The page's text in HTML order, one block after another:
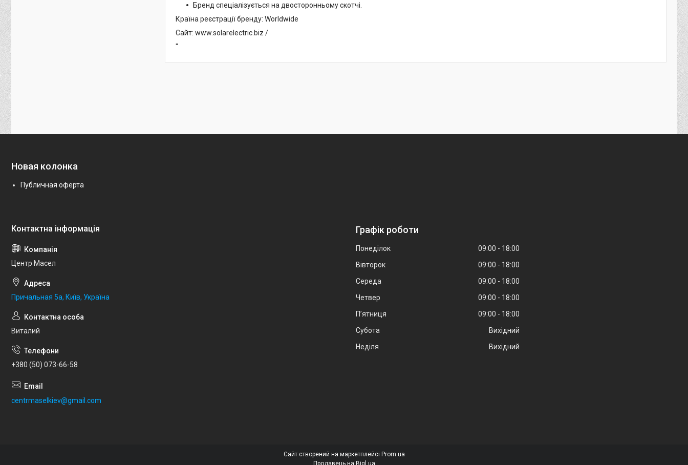
Бренд спеціалізується на двосторонньому скотчі.
Країна реєстрації бренду: Worldwide
Сайт: www.solarelectric.biz /
"
Новая колонка
Публичная оферта
Центр Масел
Причальная 5а, Київ, Україна
Виталий
+380 (50) 073-66-58
centrmaselkiev@gmail.com
Графік роботи
Понеділок 09:00
18:00
Вівторок
09:00
18:00
Середа
09:00
18:00
Четвер
09:00
18:00
Пʼятниця
09:00
18:00
Субота
Вихідний
Неділя
Вихідний
Сайт створений на маркетплейсі Prom.ua
Продавець на Bigl.ua